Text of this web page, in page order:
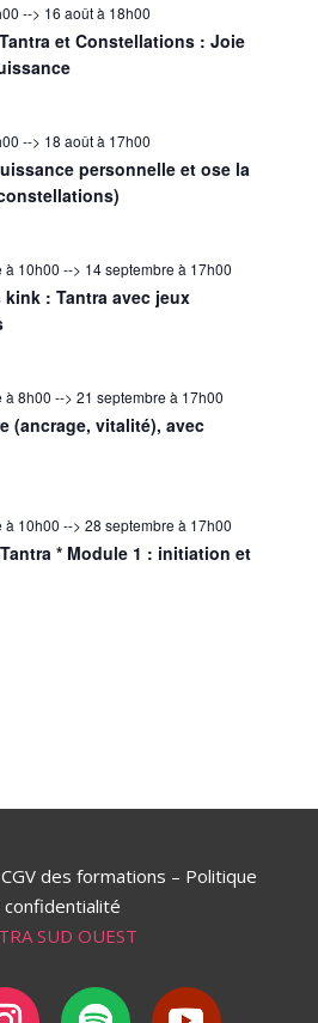
--> 16 août à 18h00
et Constellations : Joie
--> 18 août à 17h00
personnelle et ose la
à 10h00 --> 14 septembre à 17h00
: Tantra avec jeux
à 8h00 --> 21 septembre à 17h00
(ancrage, vitalité), avec
à 10h00 --> 28 septembre à 17h00
* Module 1 : initiation et
CGV des formations – Politique
confidentialité
SUD OUEST